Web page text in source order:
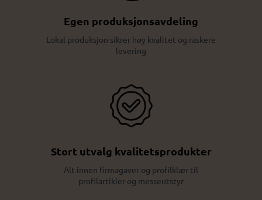
Egen produksjonsavdeling
Lokal produksjon sikrer høy kvalitet og raskere
levering
Stort utvalg kvalitetsprodukter
Alt innen firmagaver og profilklær til
profilartikler og messeutstyr